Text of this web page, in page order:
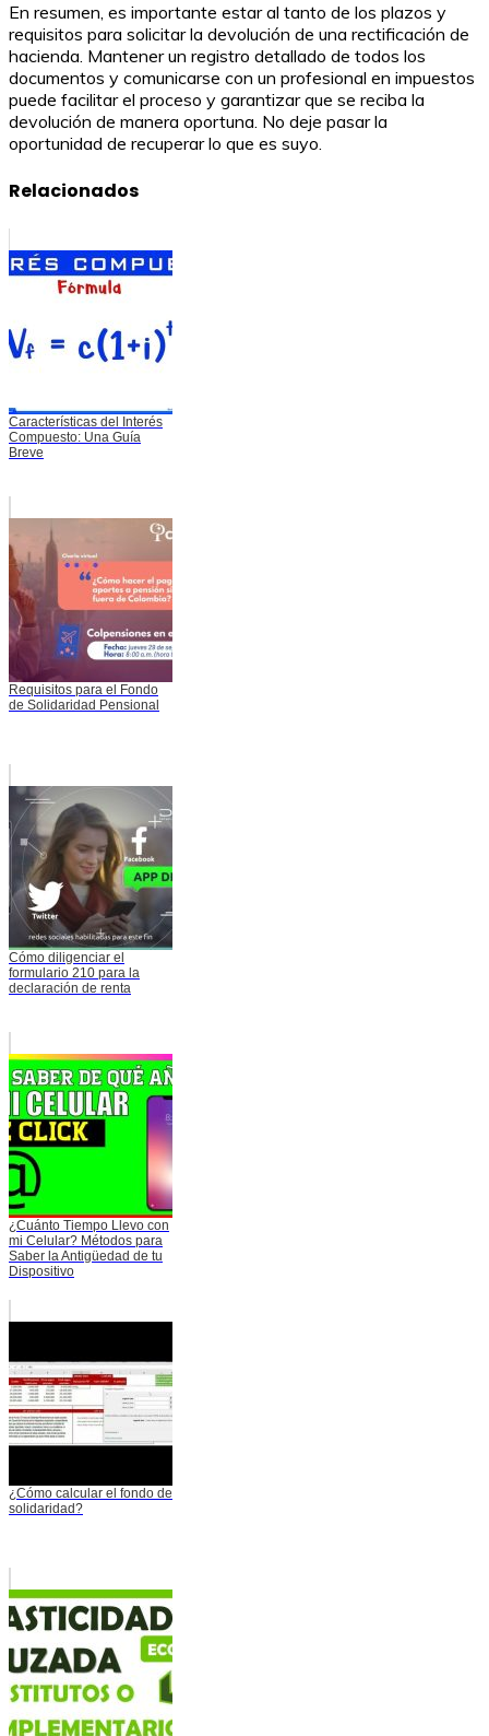
En resumen, es importante estar al tanto de los plazos y
requisitos para solicitar la devolución de una rectificación de
hacienda. Mantener un registro detallado de todos los
documentos y comunicarse con un profesional en impuestos
puede facilitar el proceso y garantizar que se reciba la
devolución de manera oportuna. No deje pasar la
oportunidad de recuperar lo que es suyo.
Relacionados
Características del Interés
Compuesto: Una Guía
Breve
Requisitos para el Fondo
de Solidaridad Pensional
Cómo diligenciar el
formulario 210 para la
declaración de renta
¿Cuánto Tiempo Llevo con
mi Celular? Métodos para
Saber la Antigüedad de tu
Dispositivo
¿Cómo calcular el fondo de
solidaridad?